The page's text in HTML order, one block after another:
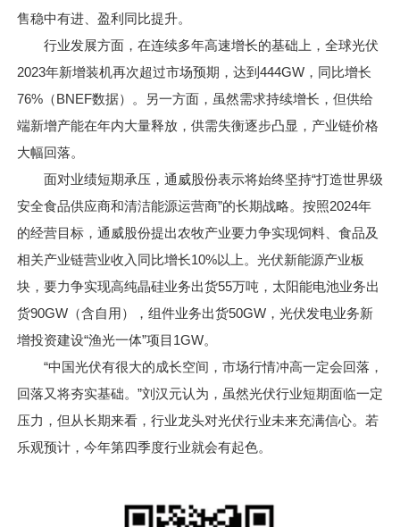
售稳中有进、盈利同比提升。
行业发展方面，在连续多年高速增长的基础上，全球光伏
2023年新增装机再次超过市场预期，达到444GW，同比增长
76%（BNEF数据）。另一方面，虽然需求持续增长，但供给
端新增产能在年内大量释放，供需失衡逐步凸显，产业链价格
大幅回落。
面对业绩短期承压，通威股份表示将始终坚持“打造世界级
安全食品供应商和清洁能源运营商”的长期战略。按照2024年
的经营目标，通威股份提出农牧产业要力争实现饲料、食品及
相关产业链营业收入同比增长10%以上。光伏新能源产业板
块，要力争实现高纯晶硅业务出货55万吨，太阳能电池业务出
货90GW（含自用），组件业务出货50GW，光伏发电业务新
增投资建设“渔光一体”项目1GW。
“中国光伏有很大的成长空间，市场行情冲高一定会回落，
回落又将夯实基础。”刘汉元认为，虽然光伏行业短期面临一定
压力，但从长期来看，行业龙头对光伏行业未来充满信心。若
乐观预计，今年第四季度行业就会有起色。